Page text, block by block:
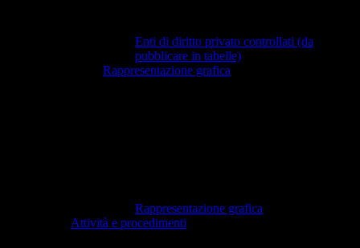
Enti di diritto privato controllati (da
pubblicare in tabelle)
Rappresentazione grafica
Rappresentazione grafica
Attività e procedimenti